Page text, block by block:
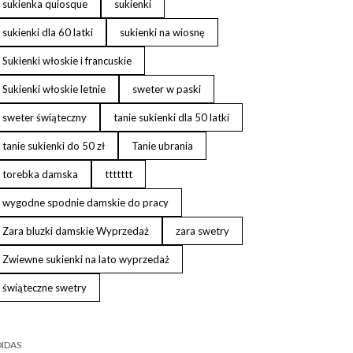
sukienka quiosque sukienki
sukienki dla 60 latki sukienki na wiosnę
Sukienki włoskie i francuskie
Sukienki włoskie letnie sweter w paski
sweter świąteczny tanie sukienki dla 50 latki
tanie sukienki do 50 zł Tanie ubrania
torebka damska ttttttt
wygodne spodnie damskie do pracy
Zara bluzki damskie Wyprzedaż zara swetry
Zwiewne sukienki na lato wyprzedaż
świąteczne swetry